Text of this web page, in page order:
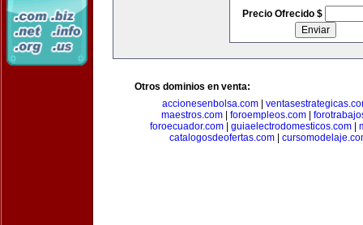
Precio Ofrecido $
Otros dominios en venta:
accionesenbolsa.com|
maestros.com| foroempleos.com|
foroecuador.com| guiaelectrodomesticos.com|
catalogosdeofertas.com|